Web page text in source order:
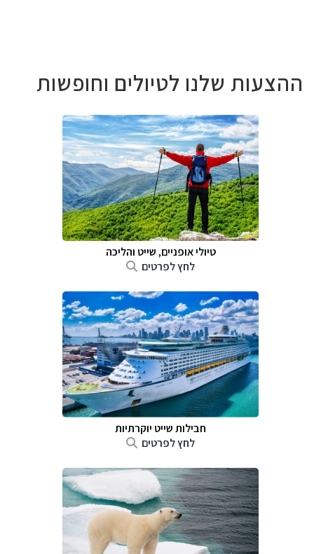
ההצעות שלנו לטיולים וחופשות
טיולי אופניים, שייט והליכה
לחץ לפרטים
חבילות שייט יוקרתיות
לחץ לפרטים